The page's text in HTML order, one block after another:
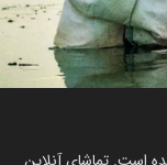
سریال‌های مشابه